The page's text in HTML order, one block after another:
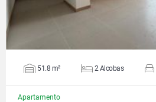
51.8 m² 2 Alcobas
Apartamento